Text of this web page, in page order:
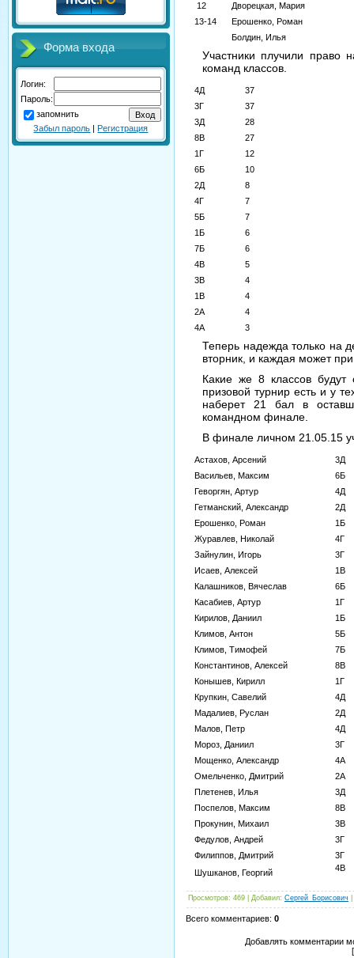
Форма входа
Логин:
Пароль:
запомнить
Забыл пароль |Регистрация
12
Дворецкая, Мария
13-14
Ерошенко, Роман
Болдин, Илья
Участники плучили
команд классов.
4Д
37
3Г
37
3Д
28
8В
27
1Г
12
6Б
10
2Д
8
4Г
7
5Б
7
1Б
6
7Б
6
4В
5
3В
4
1В
4
2А
4
4А
3
Теперь надежда только на
вторник, и каждая может
Какие же 8 классов
призовой турнир есть и у
наберет 21 бал в
командном финале.
В финале личном 21.05.15
Астахов, Арсений
3Д
Васильев, Максим
6Б
Геворгян, Артур
4Д
Гетманский, Александр
2Д
Ерошенко, Роман
1Б
Журавлев, Николай
4Г
Зайнулин, Игорь
3Г
Исаев, Алексей
1В
Калашников, Вячеслав
6Б
Касабиев, Артур
1Г
Кирилов, Даниил
1Б
Климов, Антон
5Б
Климов, Тимофей
7Б
Константинов, Алексей
8В
Конышев, Кирилл
1Г
Крупкин, Савелий
4Д
Мадалиев, Руслан
2Д
Малов, Петр
4Д
Мороз, Даниил
3Г
Мощенко, Александр
4А
Омельченко, Дмитрий
2А
Плетенев, Илья
3Д
Поспелов, Максим
8В
Прокунин, Михаил
3В
Федулов, Андрей
3Г
Филиппов, Дмитрий
3Г
Шушканов, Георгий
4В
Просмотров: 469 | Добавил: Сергей_Борисович
Всего комментариев: 0
Добавлять комментарии